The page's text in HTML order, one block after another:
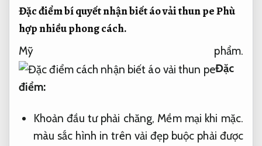
Đặc điểm bí quyết nhận biết áo vải thun pePhù
hợp nhiều phong cách.
Mỹ phẩm.
Đặc
điểm:
Khoản đầu tư phải chăng, Mềm mại khi mặc.
màu sắc hình in trên vải đẹp buộc phải được